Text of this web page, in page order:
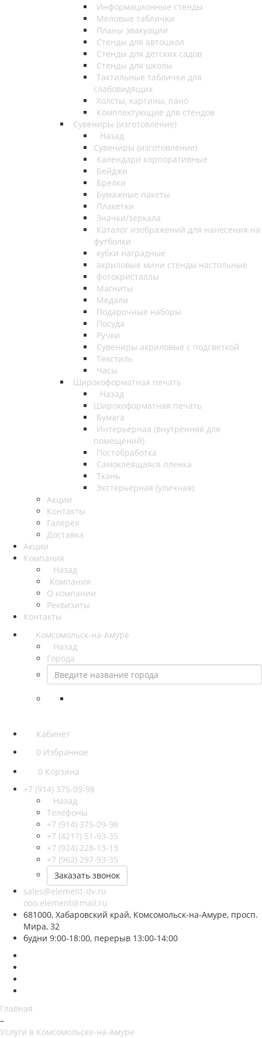
Информационные стенды
Меловые таблички
Планы эвакуации
Стенды для автошкол
Стенды для детских садов
Стенды для школы
Тактильные таблички для
слабовидящих
Холсты, картины, пано
Комплектующие для стендов
Сувениры (изготовление)
Назад
Сувениры (изготовление)
Календари корпоративные
Бейджи
Брелки
Бумажные пакеты
Плакетки
Значки/зеркала
Каталог изображений для нанесения на
футболки
кубки наградные
акриловые мини стенды настольные
фотокристаллы
Магниты
Медали
Подарочные наборы
Посуда
Ручки
Сувениры акриловые с подсветкой
Текстиль
Часы
Широкоформатная печать
Назад
Широкоформатная печать
Бумага
Интерьерная (внутренняя для
помещений)
Постобработка
Самоклеящаяся пленка
Ткань
Экстерьерная (уличная)
Акции
Контакты
Галерея
Доставка
Акции
Компания
Назад
Компания
О компании
Реквизиты
Контакты
Комсомольск-на-Амуре
Назад
Города
Кабинет
0 Избранное
0 Корзина
+7 (914) 375-09-98
Назад
Телефоны
+7 (914) 375-09-98
+7 (4217) 51-93-35
+7 (924) 228-13-13
+7 (962) 297-93-35
Заказать звонок
sales@element-dv.ru
ooo.element@mail.ru
681000, Хабаровский край, Комсомольск-на-Амуре, просп.
Мира, 32
будни 9:00-18:00, перерыв 13:00-14:00
Главная
–
Услуги в Комсомольске-на-Амуре